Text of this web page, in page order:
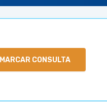
MARCAR CONSULTA